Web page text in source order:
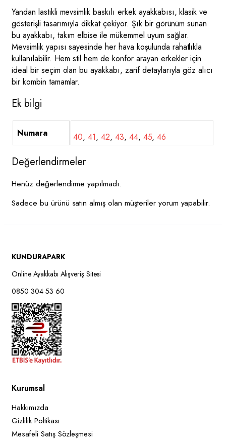
Yandan lastikli mevsimlik baskılı erkek ayakkabısı, klasik ve
gösterişli tasarımıyla dikkat çekiyor. Şık bir görünüm sunan
bu ayakkabı, takım elbise ile mükemmel uyum sağlar.
Mevsimlik yapısı sayesinde her hava koşulunda rahatlıkla
kullanılabilir. Hem stil hem de konfor arayan erkekler için
ideal bir seçim olan bu ayakkabı, zarif detaylarıyla göz alıcı
bir kombin tamamlar.
Ek bilgi
Numara 40, 41, 42, 43, 44, 45,46
Değerlendirmeler
Henüz değerlendirme yapılmadı.
Sadece bu ürünü satın almış olan müşteriler yorum yapabilir.
KUNDURAPARK
Online Ayakkabı Alışveriş Sitesi
0850 304 53 60
Kurumsal
Hakkımızda
Gizlilik Poltikası
Mesafeli Satış Sözleşmesi